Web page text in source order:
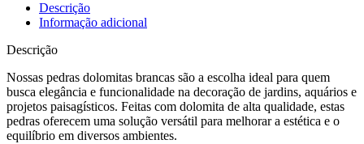
Descrição
Informação adicional
Descrição
Nossas pedras dolomitas brancas são a escolha ideal para quem
busca elegância e funcionalidade na decoração de jardins, aquários e
projetos paisagísticos. Feitas com dolomita de alta qualidade, estas
pedras oferecem uma solução versátil para melhorar a estética e o
equilíbrio em diversos ambientes.